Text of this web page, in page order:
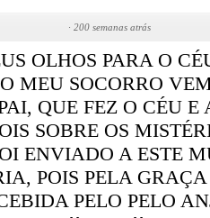
· 200 semanas atrás
OLHOS PARA O
MEU SOCORRO
PAI, QUE FEZ O CÉU
SOBRE OS
ENVIADO A ESTE
POIS PELA
PELO PELO